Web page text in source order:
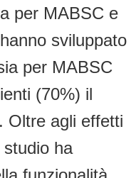
per MABSC e
sviluppato
per MABSC
(70%) il
Oltre agli effetti
ha